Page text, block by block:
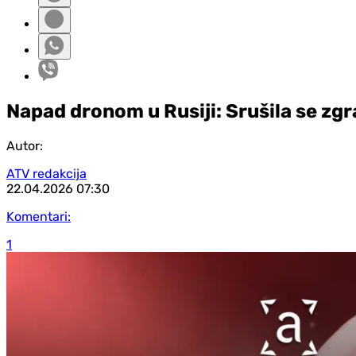
Napad dronom u Rusiji: Srušila se
Autor:
ATV redakcija
22.04.2026 07:30
Komentari:
1